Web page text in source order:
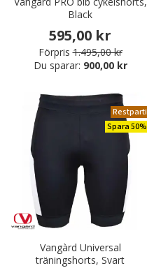
Black
595,00 kr
Förpris 1.495,00 kr
Du sparar: 900,00 kr
Restparti
Spara 50%
Vangàrd Universal
träningshorts, Svart